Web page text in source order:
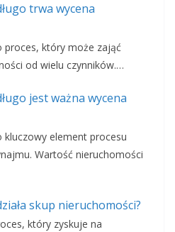
trwa wycena
proces, który może zająć
od wielu czynników.…
jest ważna wycena
element procesu
Wartość nieruchomości
skup nieruchomości?
który zyskuje na